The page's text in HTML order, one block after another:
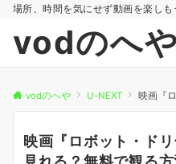
場所、時間を気にせず動画を楽しも
vodのへや
vodのへや U-NEXT 映画『ロボッ
映画『ロボット・ド